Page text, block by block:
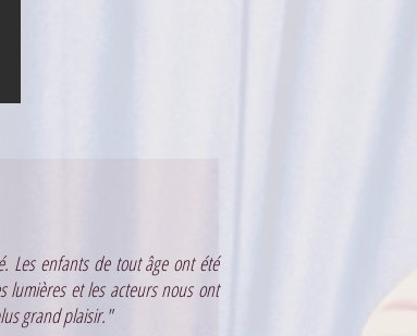
Les enfants de tout âge ont été
lumières et les acteurs nous ont
grand plaisir."